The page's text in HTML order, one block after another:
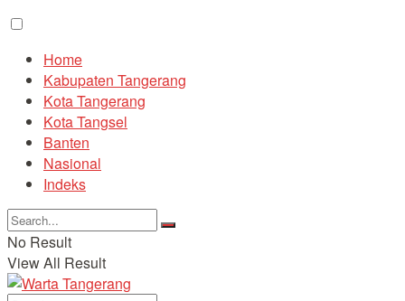
Home
Kabupaten Tangerang
Kota Tangerang
Kota Tangsel
Banten
Nasional
Indeks
No Result
View All Result